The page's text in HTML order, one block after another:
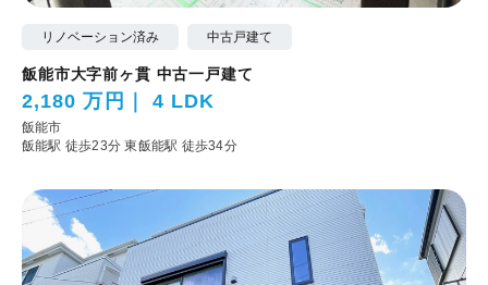
リノベーション済み 中古戸建て
飯能市大字前ヶ貫 中古一戸建て
2,180 万円 4 LDK
飯能市
飯能駅 徒歩23分東飯能駅 徒歩34分